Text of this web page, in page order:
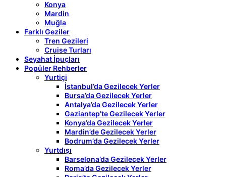
Konya
Mardin
Muğla
Farklı Geziler
Tren Gezileri
Cruise Turları
Seyahat İpuçları
Popüler Rehberler
Yurtiçi
İstanbul’da Gezilecek Yerler
Bursa’da Gezilecek Yerler
Antalya’da Gezilecek Yerler
Gaziantep’te Gezilecek Yerler
Konya’da Gezilecek Yerler
Mardin’de Gezilecek Yerler
Bodrum’da Gezilecek Yerler
Yurtdışı
Barselona’da Gezilecek Yerler
Roma’da Gezilecek Yerler